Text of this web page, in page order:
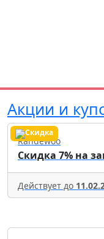
Акции и
Randewoo
Скидка 7% на
Действует до